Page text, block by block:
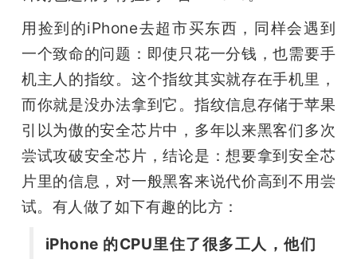
用捡到的iPhone去超市买东西，同样会遇到
一个致命的问题：即使只花一分钱，也需要手
机主人的指纹。这个指纹其实就存在手机里，
而你就是没办法拿到它。指纹信息存储于苹果
引以为傲的安全芯片中，多年以来黑客们多次
尝试攻破安全芯片，结论是：想要拿到安全芯
片里的信息，对一般黑客来说代价高到不用尝
试。有人做了如下有趣的比方：
iPhone 的CPU里住了很多工人，他们